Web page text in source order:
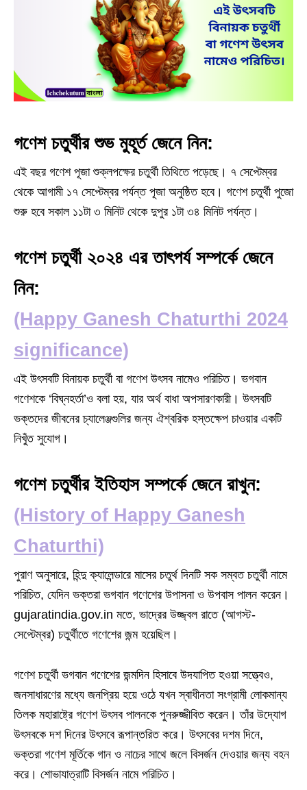
গণেশ চতুর্থীর শুভ মুহূর্ত জেনে নিন:
এই বছর গণেশ পূজা শুক্লপক্ষের চতুর্থী তিথিতে পড়েছে। ৭ সেপ্টেম্বর
থেকে আগামী ১৭ সেপ্টেম্বর পর্যন্ত পূজা অনুষ্ঠিত হবে। গণেশ চতুর্থী পুজো
শুরু হবে সকাল ১১টা ৩ মিনিট থেকে দুপুর ১টা ৩৪ মিনিট পর্যন্ত।
গণেশ চতুর্থী ২০২৪ এর তাৎপর্য সম্পর্কে জেনে
নিন:
(Happy Ganesh Chaturthi 2024
significance)
এই উৎসবটি বিনায়ক চতুর্থী বা গণেশ উৎসব নামেও পরিচিত। ভগবান
গণেশকে ‘বিঘ্নহর্তা’ও বলা হয়, যার অর্থ বাধা অপসারণকারী। উৎসবটি
ভক্তদের জীবনের চ্যালেঞ্জগুলির জন্য ঐশ্বরিক হস্তক্ষেপ চাওয়ার একটি
নিখুঁত সুযোগ।
গণেশ চতুর্থীর ইতিহাস সম্পর্কে জেনে রাখুন:
(History of Happy Ganesh
Chaturthi)
পুরাণ অনুসারে, হিন্দু ক্যালেন্ডারে মাসের চতুর্থ দিনটি সক সম্বত চতুর্থী নামে
পরিচিত, যেদিন ভক্তরা ভগবান গণেশের উপাসনা ও উপবাস পালন করেন।
gujaratindia.gov.in মতে, ভাদ্রের উজ্জ্বল রাতে (আগস্ট-
সেপ্টেম্বর) চতুর্থীতে গণেশের জন্ম হয়েছিল।
গণেশ চতুর্থী ভগবান গণেশের জন্মদিন হিসাবে উদযাপিত হওয়া সত্ত্বেও,
জনসাধারণের মধ্যে জনপ্রিয় হয়ে ওঠে যখন স্বাধীনতা সংগ্রামী লোকমান্য
তিলক মহারাষ্ট্রে গণেশ উৎসব পালনকে পুনরুজ্জীবিত করেন। তাঁর উদ্যোগ
উৎসবকে দশ দিনের উৎসবে রূপান্তরিত করে। উৎসবের দশম দিনে,
ভক্তরা গণেশ মূর্তিকে গান ও নাচের সাথে জলে বিসর্জন দেওয়ার জন্য বহন
করে। শোভাযাত্রাটি বিসর্জন নামে পরিচিত।